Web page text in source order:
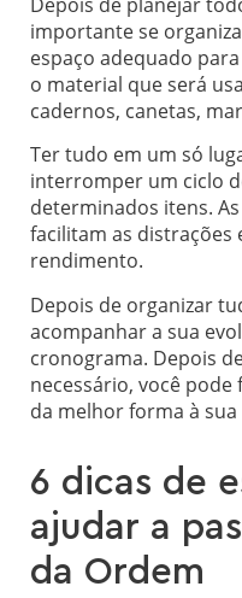
importante se
espaço adequado
o material que será
cadernos, canetas,
Ter tudo em um só
interromper um ciclo
determinados itens.
facilitam as distrações
rendimento.
Depois de organizar
acompanhar a sua
cronograma. Depois
necessário, você pode
da melhor forma à
6 dicas de
ajudar a
da Ordem